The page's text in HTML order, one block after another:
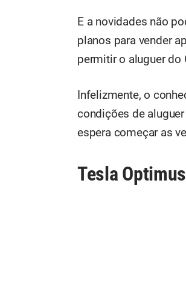
E a novidades não
planos para vender
permitir o aluguer do
Infelizmente, o
condições de
espera começar as
Tesla